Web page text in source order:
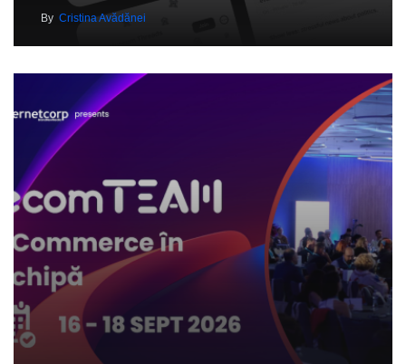
By Cristina Avădănei